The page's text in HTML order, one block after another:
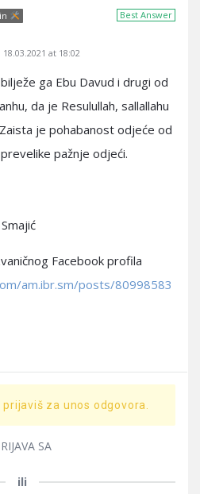
Best Answer
at 18:02
ga Ebu Davud i drugi od
da je Resulullah, sallallahu
je pohabanost odjeće od
pažnje odjeći.
Facebook profila
am.ibr.sm/posts/80998583
za unos odgovora.
SA
ili